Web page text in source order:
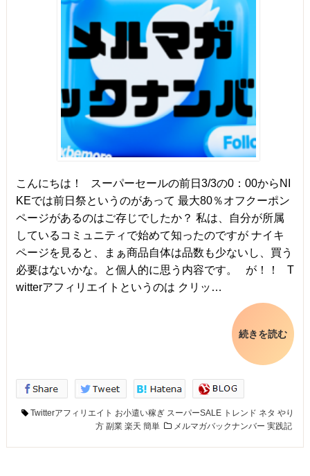
こんにちは！ スーパーセールの前日3/3の0：00からNI
KEでは前日祭というのがあって 最大80％オフクーポン
ページがあるのはご存じでしたか？ 私は、自分が所属
しているコミュニティで始めて知ったのですが ナイキ
ページを見ると、まぁ商品自体は品数も少ないし、買う
必要はないかな。と個人的に思う内容です。 が！！ T
witterアフィリエイトというのは クリッ…
続きを読む
Twitterアフィリエイト お小遣い稼ぎ スーパーSALE トレンド ネタ やり
方 副業 楽天 簡単 メルマガバックナンバー 実践記